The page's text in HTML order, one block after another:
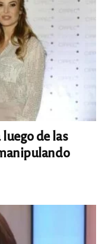
de las